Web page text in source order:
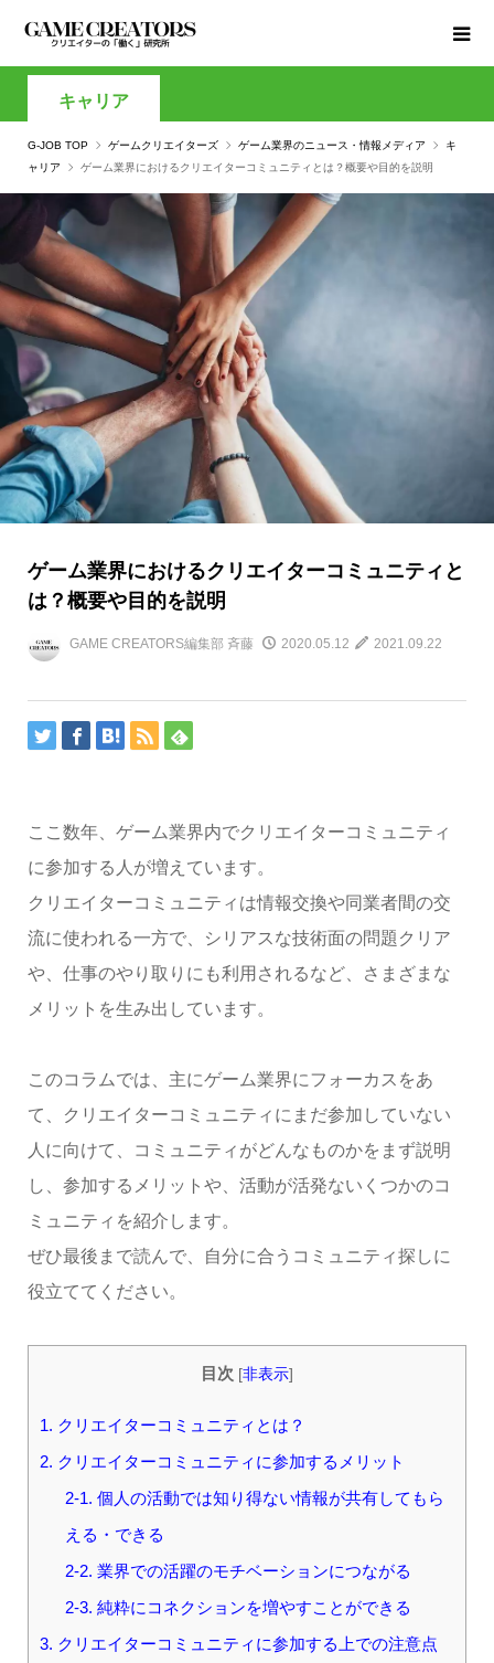
キャリア
G-JOB TOP ゲームクリエイターズ ゲーム業界のニュース・情報メディア
キ
ャリア
ゲーム業界におけるクリエイターコミュニティとは？概要や目的を説明
ゲーム業界におけるクリエイターコミュニティと
は？概要や目的を説明
GAME CREATORS編集部 斉藤 2020.05.12 2021.09.22
ここ数年、ゲーム業界内でクリエイターコミュニティ
に参加する人が増えています。
クリエイターコミュニティは情報交換や同業者間の交
流に使われる一方で、シリアスな技術面の問題クリア
や、仕事のやり取りにも利用されるなど、さまざまな
メリットを生み出しています。
このコラムでは、主にゲーム業界にフォーカスをあ
て、クリエイターコミュニティにまだ参加していない
人に向けて、コミュニティがどんなものかをまず説明
し、参加するメリットや、活動が活発ないくつかのコ
ミュニティを紹介します。
ぜひ最後まで読んで、自分に合うコミュニティ探しに
役立ててください。
目次 [非表示]
1. クリエイターコミュニティとは？
2. クリエイターコミュニティに参加するメリット
2-1. 個人の活動では知り得ない情報が共有してもら
える・できる
2-2. 業界での活躍のモチベーションにつながる
2-3. 純粋にコネクションを増やすことができる
3. クリエイターコミュニティに参加する上での注意点